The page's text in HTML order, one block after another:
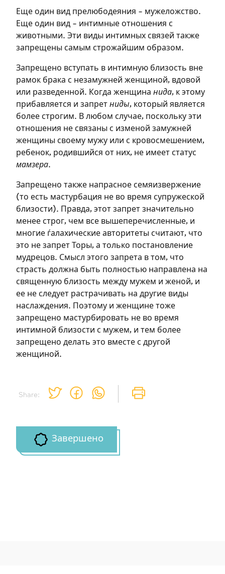
Share:
Еще один вид прелюбодеяния – мужеложство.
Еще один вид – интимные отношения с
животными. Эти виды интимных связей также
запрещены самым строжайшим образом.
Запрещено вступать в интимную близость вне
рамок брака с незамужней женщиной, вдовой
или разведенной. Когда женщина нида, к этому
прибавляется и запрет ниды, который является
более строгим. В любом случае, поскольку эти
отношения не связаны с изменой замужней
женщины своему мужу или с кровосмешением,
ребенок, родившийся от них, не имеет статус
мамзера.
Запрещено также напрасное семяизвержение
(то есть мастурбация не во время супружеской
близости). Правда, этот запрет значительно
менее строг, чем все вышеперечисленные, и
многие ѓалахические авторитеты считают, что
это не запрет Торы, а только постановление
мудрецов. Смысл этого запрета в том, что
страсть должна быть полностью направлена на
священную близость между мужем и женой, и
ее не следует растрачивать на другие виды
наслаждения. Поэтому и женщине тоже
запрещено мастурбировать не во время
интимной близости с мужем, и тем более
запрещено делать это вместе с другой
женщиной.
Завершено
Зарегистрироваться
на сайте
Чтобы делать пометки на сайте,
Подписаться Войти